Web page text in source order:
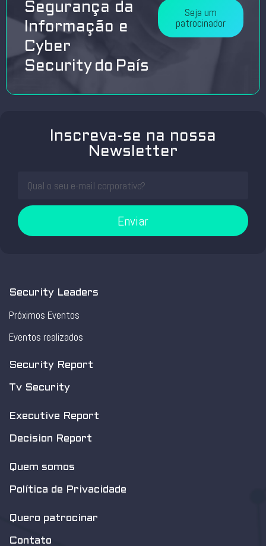
Segurança da
Informação e
Cyber
Security do País
Seja um
patrocinador
Inscreva-se na nossa
Newsletter
Enviar
Security Leaders
Próximos Eventos
Eventos realizados
Security Report
Tv Security
Executive Report
Decision Report
Quem somos
Política de Privacidade
Quero patrocinar
Contato